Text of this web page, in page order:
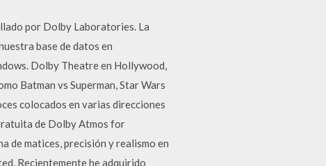
por Dolby Laboratories. La
base de datos en
Dolby Theatre en Hollywood,
Batman vs Superman, Star Wars
colocados en varias direcciones
de Dolby Atmos for
de matices, precisión y realismo en
Recientemente he adquirido